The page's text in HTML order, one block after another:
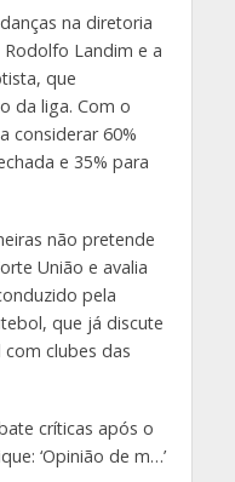
na diretoria
Landim e a
que
da liga. Com o
considerar 60%
e 35% para
não pretende
União e avalia
pela
que já discute
clubes das
críticas após o
‘Opinião de m…’